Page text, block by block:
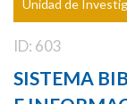
Unidad de
ID: 603
SISTEMA